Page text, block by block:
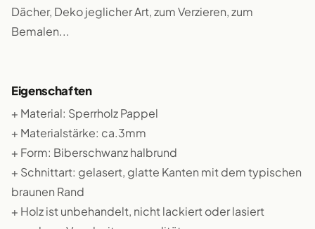
Dächer, Deko jeglicher Art, zum Verzieren, zum
Bemalen...
Eigenschaften
+ Material: Sperrholz Pappel
+ Materialstärke: ca.3mm
+ Form: Biberschwanz halbrund
+ Schnittart: gelasert, glatte Kanten mit dem typischen
braunen Rand
+ Holz ist unbehandelt, nicht lackiert oder lasiert